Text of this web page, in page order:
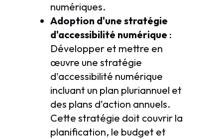
numériques.
Adoption d'une stratégie
d'accessibilité numérique :
Développer et mettre en
œuvre une stratégie
d'accessibilité numérique
incluant un plan pluriannuel et
des plans d'action annuels.
Cette stratégie doit couvrir la
planification, le budget et